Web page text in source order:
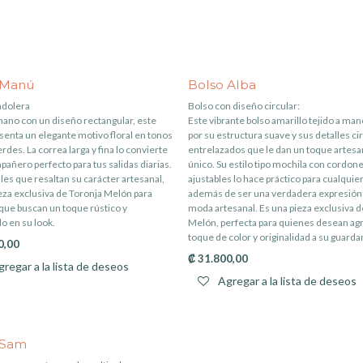
con un diseño rectangular, este
un elegante motivo floral en tonos
La correa larga y fina lo convierte
perfecto para tus salidas diarias.
que resaltan su carácter artesanal,
exclusiva de Toronja Melón para
buscan un toque rústico y
en su look.
a la lista de deseos
Bolso Alba
Bolso con diseño circular:
Este vibrante bolso amarillo tejido a
por su estructura suave y sus detalles
entrelazados que le dan un toque
único. Su estilo tipo mochila con
ajustables lo hace práctico para
además de ser una verdadera expresión
moda artesanal. Es una pieza exclusiva
Melón, perfecta para quienes desean
toque de color y originalidad a su
₡31.800,00
Agregar a la lista de deseos